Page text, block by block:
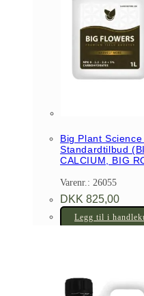
Big Plant
Standardtilbud
CALCIUM, BIG
Varenr.: 26055
DKK 825,00
Legg til i